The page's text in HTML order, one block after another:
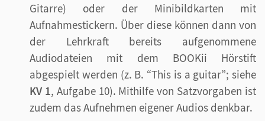
Gitarre) oder der Minibildkarten mit
Aufnahmestickern. Über diese können dann von
der Lehrkraft bereits aufgenommene
Audiodateien mit dem BOOKii Hörstift
abgespielt werden (z. B. “This is a guitar”; siehe
KV 1, Aufgabe 10). Mithilfe von Satzvorgaben ist
zudem das Aufnehmen eigener Audios denkbar.